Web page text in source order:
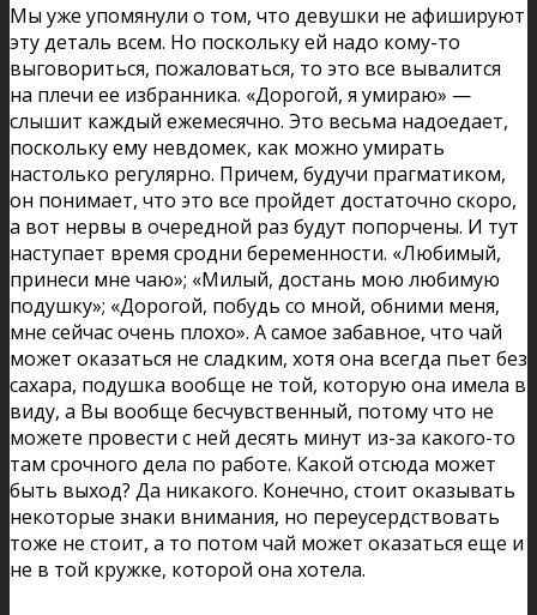
Мы уже упомянули о том, что девушки не афишируют
эту деталь всем. Но поскольку ей надо кому-то
выговориться, пожаловаться, то это все вывалится
на плечи ее избранника. «Дорогой, я умираю» —
слышит каждый ежемесячно. Это весьма надоедает,
поскольку ему невдомек, как можно умирать
настолько регулярно. Причем, будучи прагматиком,
он понимает, что это все пройдет достаточно скоро,
а вот нервы в очередной раз будут попорчены. И тут
наступает время сродни беременности. «Любимый,
принеси мне чаю»; «Милый, достань мою любимую
подушку»; «Дорогой, побудь со мной, обними меня,
мне сейчас очень плохо». А самое забавное, что чай
может оказаться не сладким, хотя она всегда пьет без
сахара, подушка вообще не той, которую она имела в
виду, а Вы вообще бесчувственный, потому что не
можете провести с ней десять минут из-за какого-то
там срочного дела по работе. Какой отсюда может
быть выход? Да никакого. Конечно, стоит оказывать
некоторые знаки внимания, но переусердствовать
тоже не стоит, а то потом чай может оказаться еще и
не в той кружке, которой она хотела.